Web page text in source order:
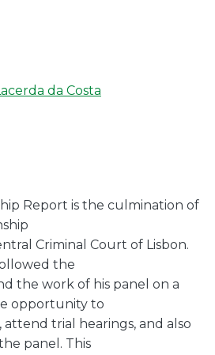
da Costa
Report is the culmination of
Criminal Court of Lisbon.
the
the work of his panel on a
opportunity to
attend trial hearings, and also
panel. This